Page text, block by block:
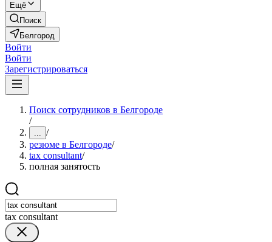
Ещё
Поиск
Белгород
Войти
Войти
Зарегистрироваться
Поиск сотрудников в Белгороде
/
... /
резюме в Белгороде/
tax consultant/
полная занятость
tax consultant